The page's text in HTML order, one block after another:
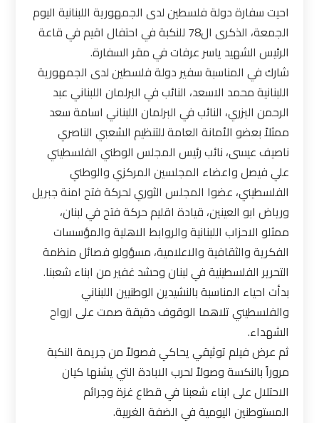
احيت سفارة دولة فلسطين لدى الجمهورية اللبنانية اليوم
الجمعة، الذكرى ال78 للنكبة في احتفال اقيم في قاعة
الرئيس الشهيد ياسر عرفات في مقر السفارة.
شارك في المناسبة سفير دولة فلسطين لدى الجمهورية
اللبنانية محمد الاسعد، النائب في البرلمان اللبناني عبد
الرحمن البزري، النائب في البرلمان اللبناني اسامة سعد
ممثلاً بعضو الأمانة العامة للتنظيم الشعبي الناصري
ناصيف عيسى، نائب رئيس المجلس الوطني الفلسطيني
علي فيصل واعضاء المجلسين المركزي والوطني
الفلسطيني، عضوا المجلس الثوري لحركة فتح امنة جبريل
ورياض ابو العينين، قيادة اقليم حركة فتح في لبنان،
ممثلو الاحزاب اللبنانية والروابط الاهلية والمؤسسات
الفكرية والثقافية والاعلامية، مسؤولو فصائل منظمة
التحرير الفلسطينية في لبنان وحشد غفير من ابناء شعبنا.
بدأت احياء المناسبة بالنشيدين الوطنيين اللبناني
والفلسطيني تلاهما الوقوف دقيقة صمت على ارواح
الشهداء.
ثم عرض فيلم توثيقي يحاكي فصولاً من جريمة النكبة
مروراً بالنكسة وصولاً لحرب الابادة التي يشنها كيان
الاحتلال على ابناء شعبنا في قطاع غزة وجرائم
المستوطنين اليومية في الضفة الغربية.